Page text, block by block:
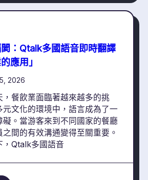
閡：Qtalk多國語音即時翻譯
應用」
2026
，餐飲業面臨著越來越多的挑
元文化的環境中，語言成為了一
礙。當游客來到不同國家的餐廳
之間的有效溝通變得至關重要。
，Qtalk多國語音